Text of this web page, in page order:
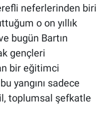
neferlerinden biri
o on yıllık
bugün Bartın
gençleri
bir eğitimci
yangını sadece
toplumsal şefkatle